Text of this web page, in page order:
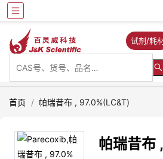
试剂/耗
首页 / 帕瑞昔布 , 97.0%(LC&T)
帕瑞昔布